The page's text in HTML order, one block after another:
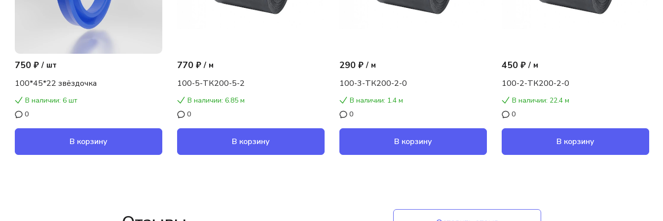
750 ₽ / шт
100*45*22 звёздочка
В наличии: 6 шт
0
В корзину
770 ₽ / м
100-5-ТК200-5-2
В наличии: 6.85 м
0
В корзину
290 ₽ / м
100-3-ТК200-2-0
В наличии: 1.4 м
0
В корзину
450 ₽ / м
100-2-ТК200-2-0
В наличии: 22.4 м
0
В корзину